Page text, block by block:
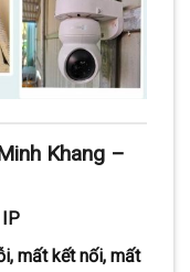
Khang –
mất kết nối, mất